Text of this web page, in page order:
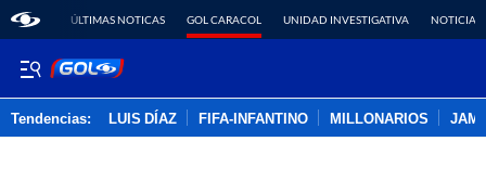
ÚLTIMAS NOTICAS GOL CARACOL UNIDAD INVESTIGATIVA NOTICIAS
Tendencias: LUIS DÍAZ FIFA-INFANTINO MILLONARIOS